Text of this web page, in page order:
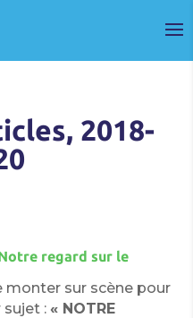
2018-
regard sur le
monter sur scène pour
sujet : « NOTRE